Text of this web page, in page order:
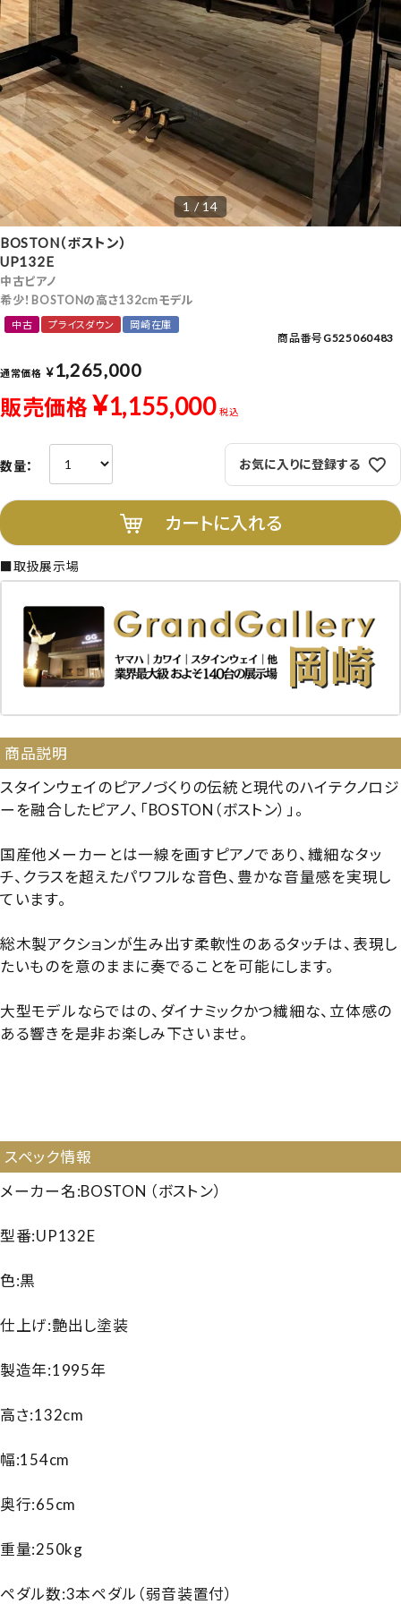
1 / 14
BOSTON（ボストン）
UP132E
中古ピアノ
希少！BOSTONの高さ132cmモデル
中古 プライスダウン 岡崎在庫
商品番号G525060483
通常価格 ¥1,265,000
販売価格 ¥1,155,000 税込
お気に入りに登録する
カートに入れる
■取扱展示場
商品説明
スタインウェイのピアノづくりの伝統と現代のハイテクノロジ
ーを融合したピアノ、「BOSTON（ボストン）」。
国産他メーカーとは一線を画すピアノであり、繊細なタッ
チ、クラスを超えたパワフルな音色、豊かな音量感を実現し
ています。
総木製アクションが生み出す柔軟性のあるタッチは、表現し
たいものを意のままに奏でることを可能にします。
大型モデルならではの、ダイナミックかつ繊細な、立体感の
ある響きを是非お楽しみ下さいませ。
スペック情報
メーカー名:BOSTON （ボストン）
型番:UP132E
色:黒
仕上げ:艶出し塗装
製造年:1995年
高さ:132cm
幅:154cm
奥行:65cm
重量:250kg
ペダル数:3本ペダル（弱音装置付）